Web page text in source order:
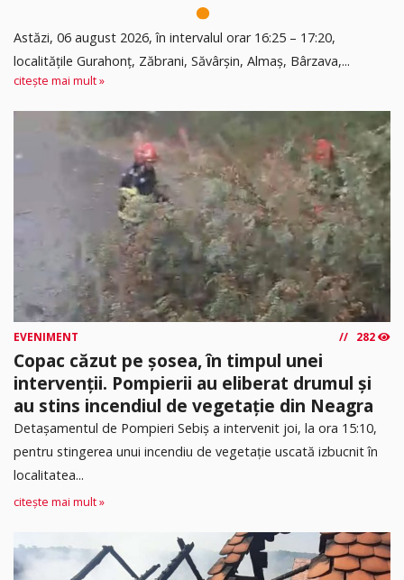
Astăzi, 06 august 2026, în intervalul orar 16:25 – 17:20,
localitățile Gurahonț, Zăbrani, Săvârșin, Almaș, Bârzava,...
citește mai mult »
EVENIMENT 282
Copac căzut pe șosea, în timpul unei
intervenții. Pompierii au eliberat drumul și
au stins incendiul de vegetație din Neagra
Detașamentul de Pompieri Sebiș a intervenit joi, la ora 15:10,
pentru stingerea unui incendiu de vegetație uscată izbucnit în
localitatea...
citește mai mult »